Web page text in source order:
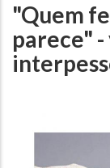
"Quem
parece"